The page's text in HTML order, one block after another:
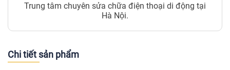
Trung tâm chuyên sửa chữa điện thoại di động tại
Hà Nội.
Chi tiết sản phẩm